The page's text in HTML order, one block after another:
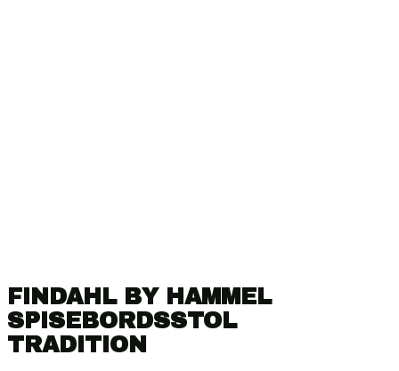
FINDAHL BY HAMMEL
SPISEBORDSSTOL
TRADITION